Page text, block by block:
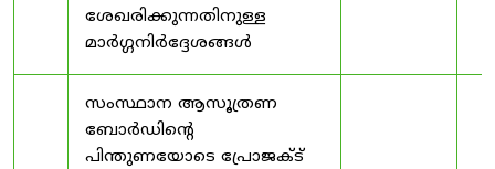
ശേഖരിക്കുന്നതിനുള്ള
മാർഗ്ഗനിർദ്ദേശങ്ങൾ
സംസ്ഥാന ആസൂത്രണ
ബോർഡിൻ്റെ
പിന്തുണയോടെ പ്രോജക്ട്